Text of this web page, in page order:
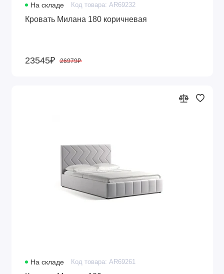
На складе Код товара: AR69232
Кровать Милана 180 коричневая
23545₽ 26979₽
На складе Код товара: AR69261